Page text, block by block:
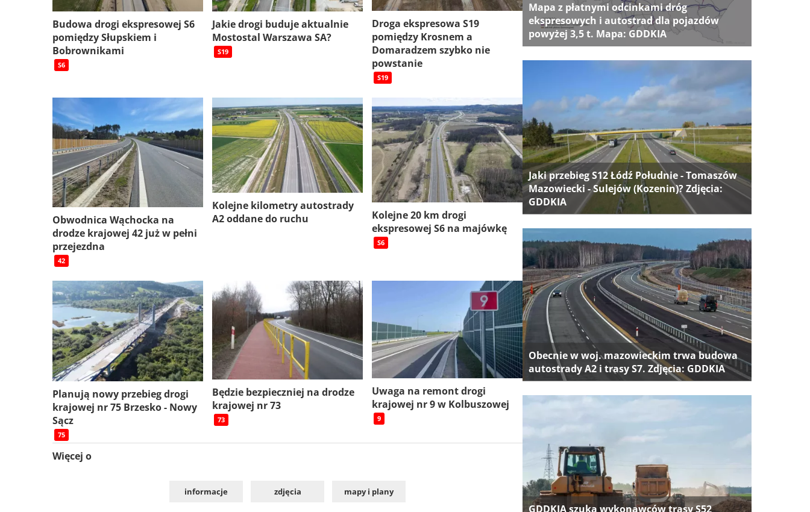
Budowa drogi ekspresowej S6
pomiędzy Słupskiem i
Bobrownikami
S6
Jakie drogi buduje aktualnie
Mostostal Warszawa SA?
S19
Droga ekspresowa S19
pomiędzy Krosnem a
Domaradzem szybko nie
powstanie
S19
Obwodnica Wąchocka na
drodze krajowej 42 już w pełni
przejezdna
42
Kolejne kilometry autostrady
A2 oddane do ruchu
Kolejne 20 km drogi
ekspresowej S6 na majówkę
S6
Planują nowy przebieg drogi
krajowej nr 75 Brzesko - Nowy
Sącz
75
Będzie bezpieczniej na drodze
krajowej nr 73
73
Uwaga na remont drogi
krajowej nr 9 w Kolbuszowej
9
Więcej o
informacje zdjęcia mapy i plany
Mapa z płatnymi odcinkami dróg
ekspresowych i autostrad dla pojazdów
powyżej 3,5 t. Mapa: GDDKIA
Jaki przebieg S12 Łódź Południe - Tomaszów
Mazowiecki - Sulejów (Kozenin)? Zdjęcia:
GDDKIA
Obecnie w woj. mazowieckim trwa budowa
autostrady A2 i trasy S7. Zdjęcia: GDDKIA
GDDKIA szuka wykonawców trasy S52